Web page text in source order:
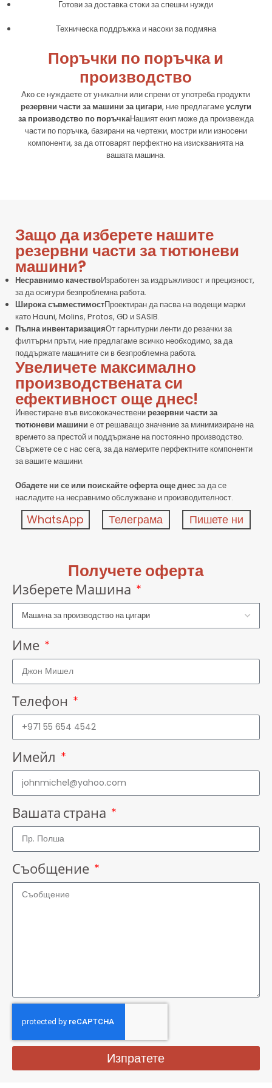
Готови за доставка стоки за спешни нужди
Техническа поддръжка и насоки за подмяна
Поръчки по поръчка и
производство
Ако се нуждаете от уникални или спрени от употреба продукти
резервни части за машини за цигари, ние предлагамеуслуги
за производство по поръчкаНашият екип може да произвежда
части по поръчка, базирани на чертежи, мостри или износени
компоненти, за да отговарят перфектно на изискванията на
вашата машина.
Защо да изберете нашите
резервни части за тютюневи
машини?
Несравнимо качествоИзработен за издръжливост и прецизност,
за да осигури безпроблемна работа.
Широка съвместимостПроектиран да пасва на водещи марки
като Hauni, Molins, Protos, GD и SASIB.
Пълна инвентаризацияОт гарнитурни ленти до резачки за
филтърни пръти, ние предлагаме всичко необходимо, за да
поддържате машините си в безпроблемна работа.
Увеличете максимално
производствената си
ефективност още днес!
Инвестиране във висококачествени резервни части за
тютюневи машини е от решаващо значение за минимизиране на
времето за престой и поддържане на постоянно производство.
Свържете се с нас сега, за да намерите перфектните компоненти
за вашите машини.
Обадете ни се или поискайте оферта още днесза да се
насладите на несравнимо обслужване и производителност.
WhatsApp Телеграма Пишете ни
Получете оферта
Изберете Машина
Име
Телефон
Имейл
Вашата страна
Съобщение
Изпратете